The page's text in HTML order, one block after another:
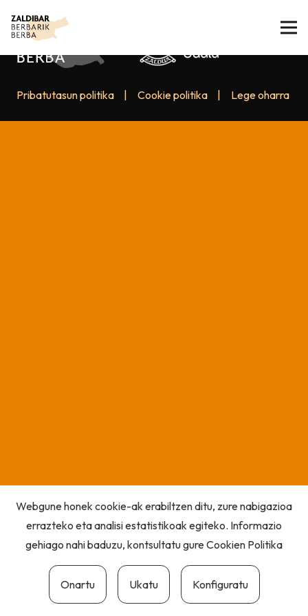
Pribatutasun politika Cookie politika Lege oharra
Webgune honek cookie-ak erabiltzen ditu, zure nabigazioa
errazteko eta analisi estatistikoak egiteko. Informazio
gehiago nahi baduzu, kontsultatu gureCookien Politika
Onartu Ukatu Konfiguratu